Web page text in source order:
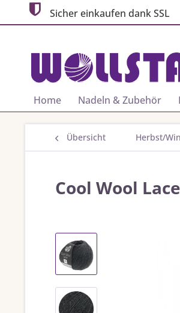
Sicher einkaufen dank SSL
Home Nadeln & Zubehör
Übersicht Herbst/
Cool Wool